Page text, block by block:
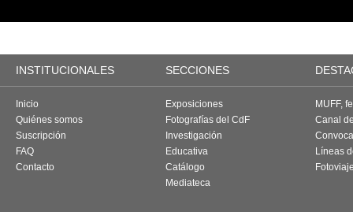
INSTITUCIONALES SECCIONES
Inicio
Quiénes somos
Suscripción
FAQ
Contacto
Exposiciones
Fotografías del CdF
Investigación
Educativa
Catálogo
Mediateca
MUFF,
Canal
Líneas